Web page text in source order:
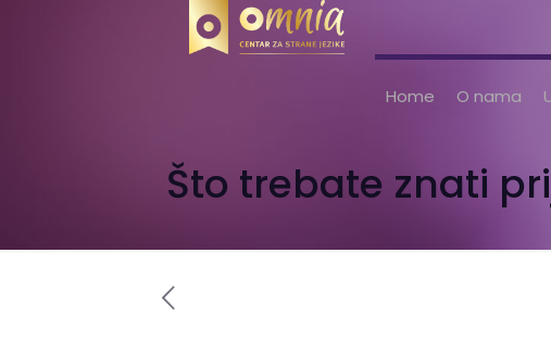
Home O nama
Što trebate znati